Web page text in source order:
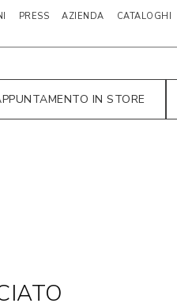
PRESS AZIENDA CATALOGHI
IN STORE